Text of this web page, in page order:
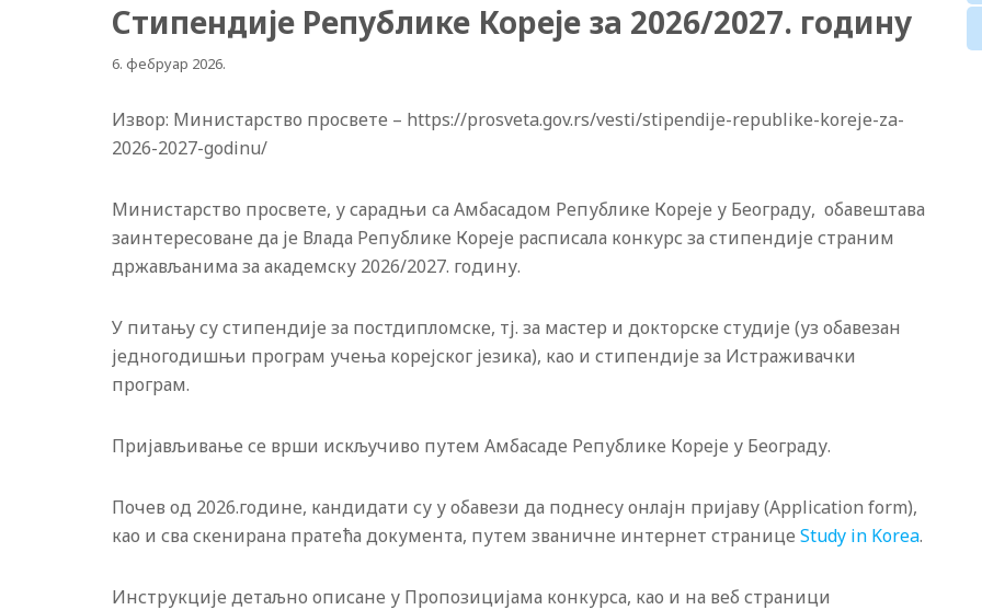
Стипендије Републике Кореје за 2026/2027. годину
6. фебруар 2026.
Извор: Министарство просвете – https://prosveta.gov.rs/vesti/stipendije-republike-koreje-za-
2026-2027-godinu/
Министарство просвете, у сарадњи са Амбасадом Републике Кореје у Београду, обавештава
заинтересоване да је Влада Републике Кореје расписала конкурс за стипендије страним
држављанима за академску 2026/2027. годину.
У питању су стипендије за постдипломске, тј. за мастер и докторске студије (уз обавезан
једногодишњи програм учења корејског језика), као и стипендије за Истраживачки
програм.
Пријављивање се врши искључиво путем Амбасаде Републике Кореје у Београду.
Почев од 2026.године, кандидати су у обавези да поднесу онлајн пријаву (Application form),
као и сва скенирана пратећа документа, путем званичне интернет странице Study in Korea.
Инструкције детаљно описане у Пропозицијама конкурса, као и на веб страници